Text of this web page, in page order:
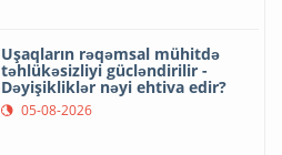
Uşaqların rəqəmsal mühitdə
təhlükəsizliyi gücləndirilir -
Dəyişikliklər nəyi ehtiva edir?
05-08-2026